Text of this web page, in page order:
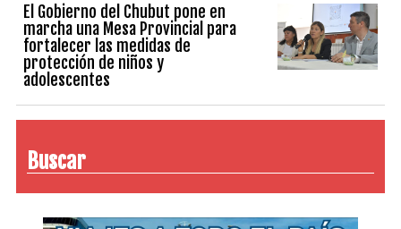
El Gobierno del Chubut pone en
marcha una Mesa Provincial para
fortalecer las medidas de
protección de niños y
adolescentes
Buscar